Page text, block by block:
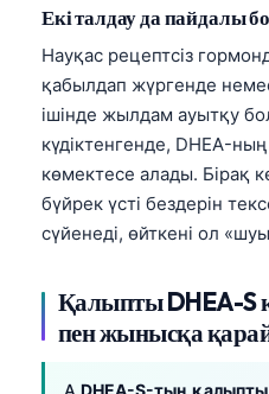
Екі талдау да пайдалы
Науқас рецептсіз
қабылдап жүргенде
ішінде жылдам ауытқу
күдіктенгенде, DHEA-
көмектесе алады. Бірақ
бүйрек үсті бездерін
сүйенеді, өйткені ол
Қалыпты DHEA-S
пен жынысқа қарай
A DHEA-S-тың